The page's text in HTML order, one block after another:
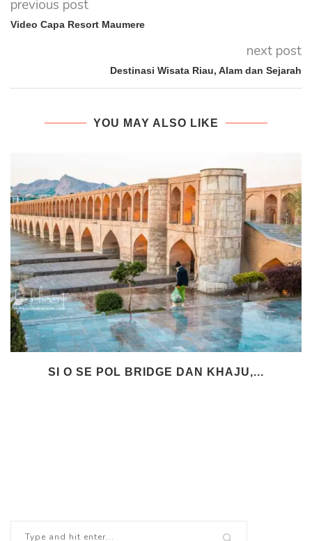
previous post
Video Capa Resort Maumere
next post
Destinasi Wisata Riau, Alam dan Sejarah
YOU MAY ALSO LIKE
SI O SE POL BRIDGE DAN KHAJU,...